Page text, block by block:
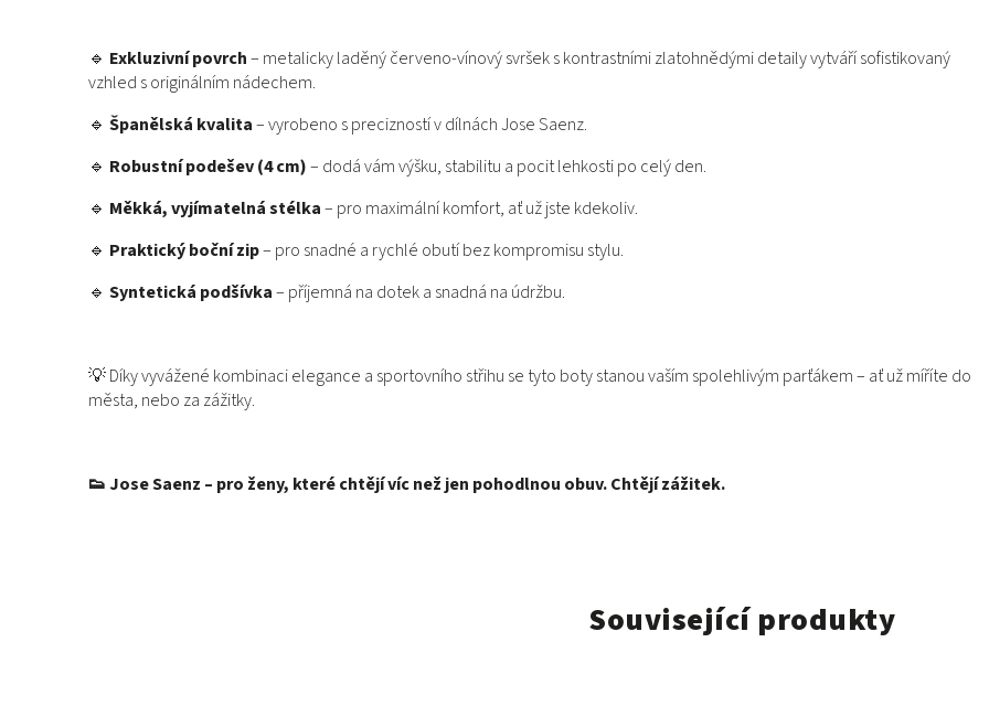
🔹 Exkluzivní povrch– metalicky laděný červeno-vínový svršek s kontrastními zlatohnědými detaily vytváří sofistikovaný
vzhled s originálním nádechem.
🔹 Španělská kvalita– vyrobeno s precizností v dílnách Jose Saenz.
🔹 Robustní podešev (4 cm)– dodá vám výšku, stabilitu a pocit lehkosti po celý den.
🔹 Měkká, vyjímatelná stélka– pro maximální komfort, ať už jste kdekoliv.
🔹 Praktický boční zip– pro snadné a rychlé obutí bez kompromisu stylu.
🔹 Syntetická podšívka– příjemná na dotek a snadná na údržbu.
💡 Díky vyvážené kombinaci elegance a sportovního střihu se tyto boty stanou vaším spolehlivým parťákem – ať už míříte do
města, nebo za zážitky.
👟 Jose Saenz – pro ženy, které chtějí víc než jen pohodlnou obuv. Chtějí zážitek.
Související produkty